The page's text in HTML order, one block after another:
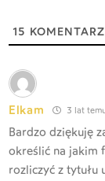
15
Elkam 3 lat
Bardzo dziękuję
określić na jakim
rozliczyć z tytułu